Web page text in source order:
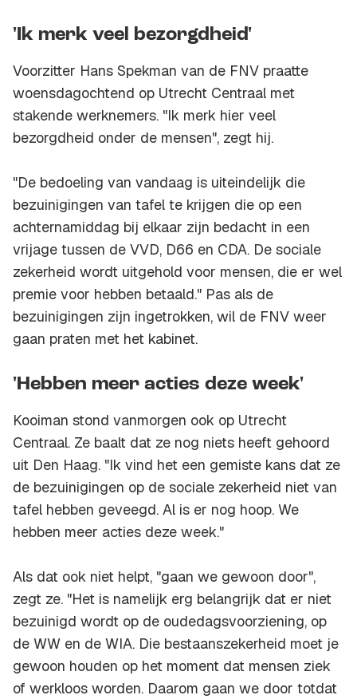
'Ik merk veel bezorgdheid'
Voorzitter Hans Spekman van de FNV praatte
woensdagochtend op Utrecht Centraal met
stakende werknemers. "Ik merk hier veel
bezorgdheid onder de mensen", zegt hij.
"De bedoeling van vandaag is uiteindelijk die
bezuinigingen van tafel te krijgen die op een
achternamiddag bij elkaar zijn bedacht in een
vrijage tussen de VVD, D66 en CDA. De sociale
zekerheid wordt uitgehold voor mensen, die er wel
premie voor hebben betaald." Pas als de
bezuinigingen zijn ingetrokken, wil de FNV weer
gaan praten met het kabinet.
'Hebben meer acties deze week'
Kooiman stond vanmorgen ook op Utrecht
Centraal. Ze baalt dat ze nog niets heeft gehoord
uit Den Haag. "Ik vind het een gemiste kans dat ze
de bezuinigingen op de sociale zekerheid niet van
tafel hebben geveegd. Al is er nog hoop. We
hebben meer acties deze week."
Als dat ook niet helpt, "gaan we gewoon door",
zegt ze. "Het is namelijk erg belangrijk dat er niet
bezuinigd wordt op de oudedagsvoorziening, op
de WW en de WIA. Die bestaanszekerheid moet je
gewoon houden op het moment dat mensen ziek
of werkloos worden. Daarom gaan we door totdat